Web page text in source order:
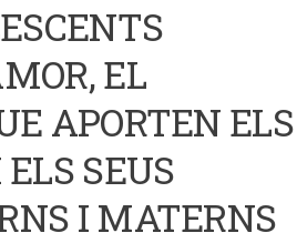
EL
APORTEN ELS
SEUS
I MATERNS